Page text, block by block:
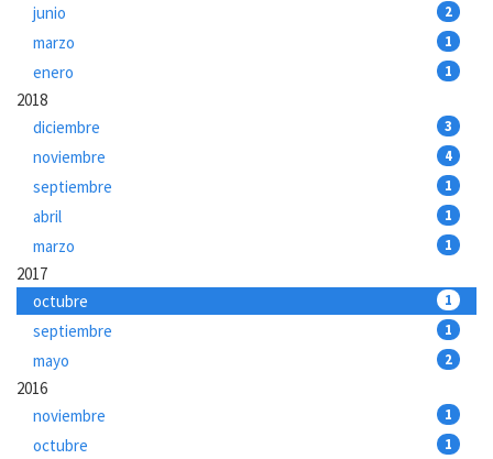
junio 2
marzo 1
enero 1
2018
diciembre
3
noviembre 4
septiembre 1
abril 1
marzo 1
2017
octubre
1
septiembre 1
mayo 2
2016
noviembre
1
octubre 1